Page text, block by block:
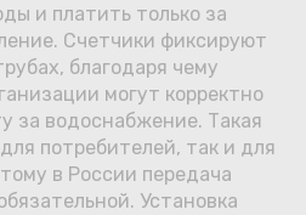
и платить только за
Счетчики фиксируют
благодаря чему
могут корректно
за водоснабжение. Такая
потребителей, так и для
в России передача
Установка